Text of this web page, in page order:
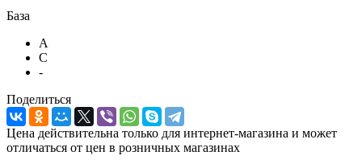
База
A
C
-
Поделиться
Цена действительна только для интернет-магазина и может
отличаться от цен в розничных магазинах